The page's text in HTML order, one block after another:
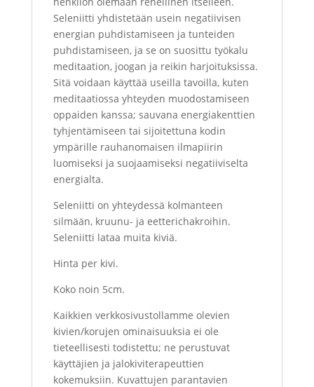
Seleniitti yhdistetään usein negatiivisen
energian puhdistamiseen ja tunteiden
puhdistamiseen, ja se on suosittu työkalu
meditaation, joogan ja reikin harjoituksissa.
Sitä voidaan käyttää useilla tavoilla, kuten
meditaatiossa yhteyden muodostamiseen
oppaiden kanssa; sauvana energiakenttien
tyhjentämiseen tai sijoitettuna kodin
ympärille rauhanomaisen ilmapiirin
luomiseksi ja suojaamiseksi negatiiviselta
energialta.
Seleniitti on yhteydessä kolmanteen
silmään, kruunu- ja eetterichakroihin.
Seleniitti lataa muita kiviä.
Hinta per kivi.
Koko noin 5cm.
Kaikkien verkkosivustollamme olevien
kivien/korujen ominaisuuksia ei ole
tieteellisesti todistettu; ne perustuvat
käyttäjien ja jalokiviterapeuttien
kokemuksiin. Kuvattujen parantavien